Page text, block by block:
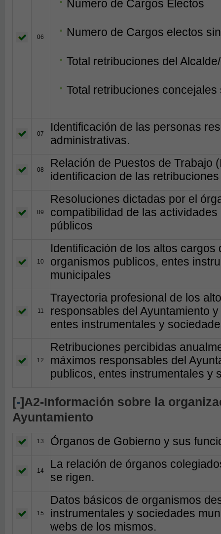
06
Numero de Cargos Electos
Numero de Cargos electos
Total retribuciones del
Total retribuciones
07
Identificación de las personas
administrativas.
08
Relación de Puestos de Trabajo
identificacion de las
09
Resoluciones dictadas por el
compatibilidad de las
públicos
10
Identificación de los altos cargos
organismos publicos, entes
municipales
11
Trayectoria profesional de los
responsables del Ayuntamiento
entes instrumentales y
12
Retribuciones percibidas
máximos responsables del
publicos, entes instrumentales y
[-]A2-Información sobre la
Ayuntamiento
13 Órganos de Gobierno y sus
14
La relación de órganos
se rigen.
15
Datos básicos de organismos
instrumentales y sociedades
webs de los mismos.